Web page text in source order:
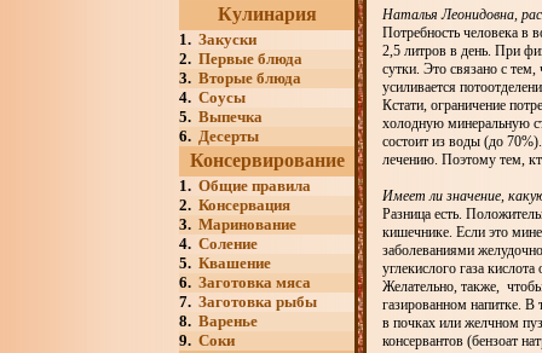
Кулинария
1. Закуски
2. Первые блюда
3. Вторые блюда
4. Соусы
5. Выпечка
6. Десерты
Консервирование
1. Общие правила
2. Консервация
3. Маринование
4. Соление
5. Квашение
6. Заготовка мяса
7. Заготовка рыбы
8. Варенье
9. Соки
Наталья Леонидовна,
Потребность человека в
2,5 литров в день. При
сутки. Это связано с
усиливается
Кстати, ограничение
холодную минеральную
состоит из воды (до
лечению. Поэтому тем,
Имеет ли значение,
Разница есть.
кишечнике. Если это
заболеваниями
углекислого газа
Желательно, также,
газированном напитке. В
в почках или желчном
консервантов (бензоат